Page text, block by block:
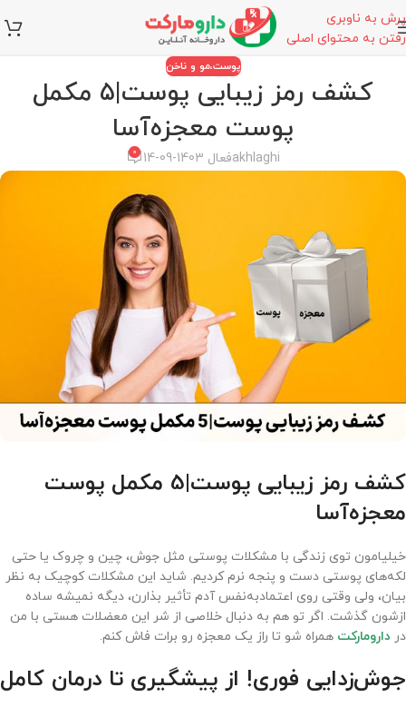
پرش به ناوبری
رفتن به محتوای اصلی
پوست،مو و ناخن
کشف رمز زیبایی پوست|5 مکمل
پوست معجزه‌آسا
akhlaghiفعال 1403-09-14 0
کشف رمز زیبایی پوست|5 مکمل پوست
معجزه‌آسا
خیلیامون توی زندگی با مشکلات پوستی مثل جوش، چین و چروک یا حتی
لکه‌های پوستی دست و پنجه نرم کردیم. شاید این مشکلات کوچیک به نظر
بیان، ولی وقتی روی اعتمادبه‌نفس آدم تأثیر بذارن، دیگه نمیشه ساده
ازشون گذشت. اگر تو هم به دنبال خلاصی از شر این معضلات هستی با من
در دارومارکت همراه شو تا راز یک معجزه رو برات فاش کنم.
جوش‌زدایی فوری! از پیشگیری تا درمان کامل